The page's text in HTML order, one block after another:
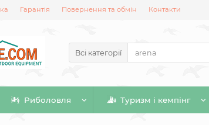
Гарантія Повернення та обмін Контакти
Всі категорії
Риболовля Туризм і кемпінг